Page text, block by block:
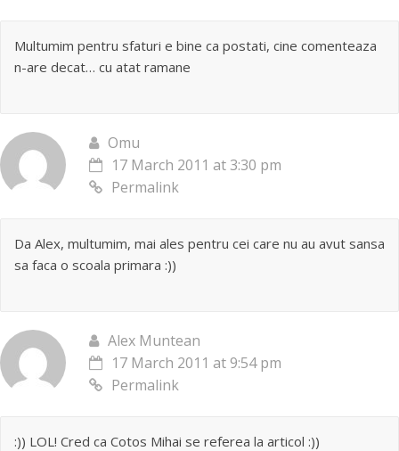
Multumim pentru sfaturi e bine ca postati, cine comenteaza
n-are decat… cu atat ramane
Omu
17 March 2011 at 3:30 pm
Permalink
Da Alex, multumim, mai ales pentru cei care nu au avut sansa
sa faca o scoala primara :))
Alex Muntean
17 March 2011 at 9:54 pm
Permalink
:)) LOL! Cred ca Cotos Mihai se referea la articol :))